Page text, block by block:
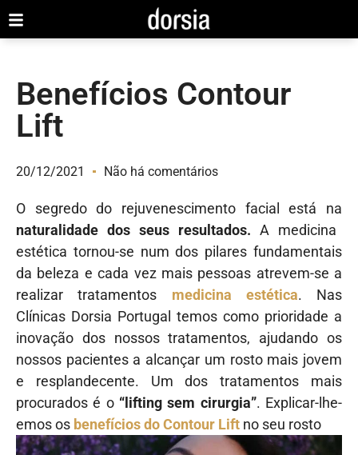
Benefícios Contour
Lift
20/12/2021 Não há comentários
O segredo do rejuvenescimento facial está na
naturalidade dos seus resultados. A medicina
estética tornou-se num dos pilares fundamentais
da beleza e cada vez mais pessoas atrevem-se a
realizar tratamentos medicina estética. Nas
Clínicas Dorsia Portugal temos como prioridade a
inovação dos nossos tratamentos, ajudando os
nossos pacientes a alcançar um rosto mais jovem
e resplandecente. Um dos tratamentos mais
procurados é o “lifting sem cirurgia”. Explicar-lhe-
emos os benefícios do Contour Lift no seu rosto